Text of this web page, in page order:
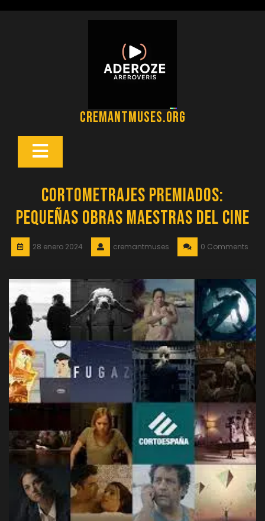
cremantmuses.org
Botón
Cortometrajes premiados:
Pequeñas obras maestras del cine
28 enero 2024 cremantmuses 0 Comments